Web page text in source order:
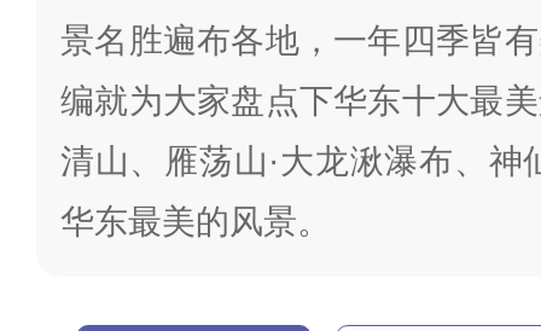
景名胜遍布各地，一年四季皆
编就为大家盘点下华东十大最
清山、雁荡山·大龙湫瀑布、神
华东最美的风景。